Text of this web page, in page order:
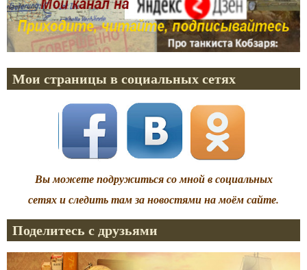
Мои страницы в социальных сетях
Вы можете подружиться со мной в социальных
сетях и следить там за новостями на моём сайте.
Поделитесь с друзьями